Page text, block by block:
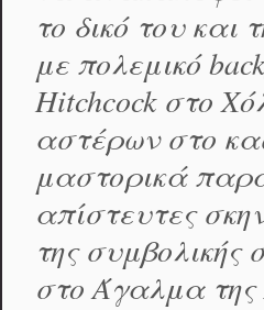
το δικό του
με πολεμικό
Hitchcock στο
αστέρων στο
μαστορικά
απίστευτες
της
στο Άγαλμα της